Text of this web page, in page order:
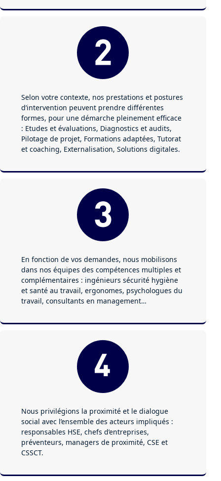
Selon votre contexte, nos prestations et postures
d’intervention peuvent prendre différentes
formes, pour une démarche pleinement efficace
: Etudes et évaluations, Diagnostics et audits,
Pilotage de projet, Formations adaptées, Tutorat
et coaching, Externalisation, Solutions digitales.
En fonction de vos demandes, nous mobilisons
dans nos équipes des compétences multiples et
complémentaires : ingénieurs sécurité hygiène
et santé au travail, ergonomes, psychologues du
travail, consultants en management…
Nous privilégions la proximité et le dialogue
social avec l’ensemble des acteurs impliqués :
responsables HSE, chefs d’entreprises,
préventeurs, managers de proximité, CSE et
CSSCT.